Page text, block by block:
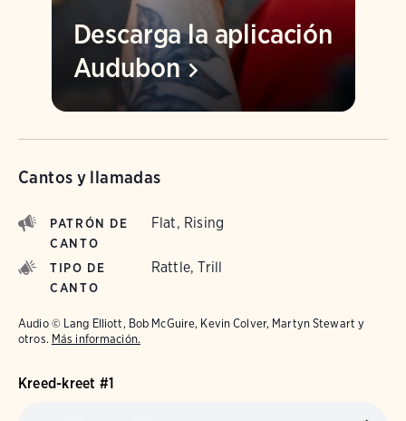
Descarga la aplicación
Audubon
Cantos y llamadas
PATRÓN DE
CANTO
Flat, Rising
TIPO DE
CANTO
Rattle, Trill
Audio © Lang Elliott, Bob McGuire, Kevin Colver, Martyn Stewart y
otros. Más información.
Kreed-kreet #1